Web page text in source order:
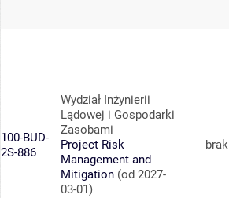
100-BUD-
2S-886
Wydział Inżynierii
Lądowej i Gospodarki
Zasobami
Project Risk
Management and
Mitigation (od 2027-
03-01)
brak